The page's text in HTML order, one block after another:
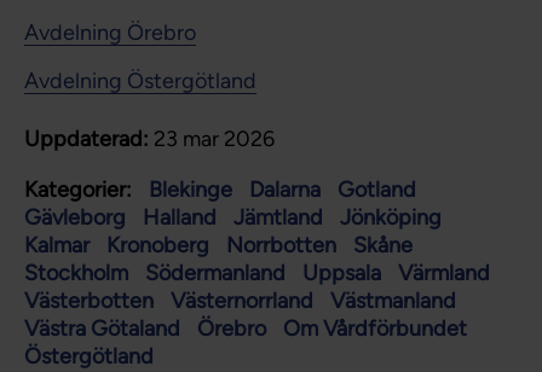
Avdelning Örebro
Avdelning Östergötland
Uppdaterad: 23 mar 2026
Kategorier:
Blekinge Dalarna
Gotland
Gävleborg
Halland Jämtland
Jönköping
Kalmar
Kronoberg Norrbotten
Skåne
Stockholm
Södermanland Uppsala
Värmland
Västerbotten
Västernorrland
Västmanland
Västra Götaland
Örebro
Om Vårdförbundet
Östergötland